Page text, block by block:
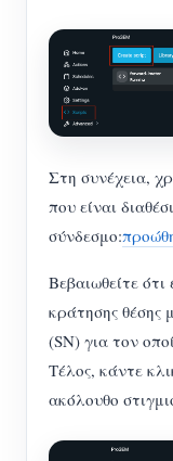
Στη συνέχεια,
που είναι
σύνδεσμο:
Βεβαιωθείτε
κράτησης
(SN) για τον
Τέλος, κάντε
ακόλουθο